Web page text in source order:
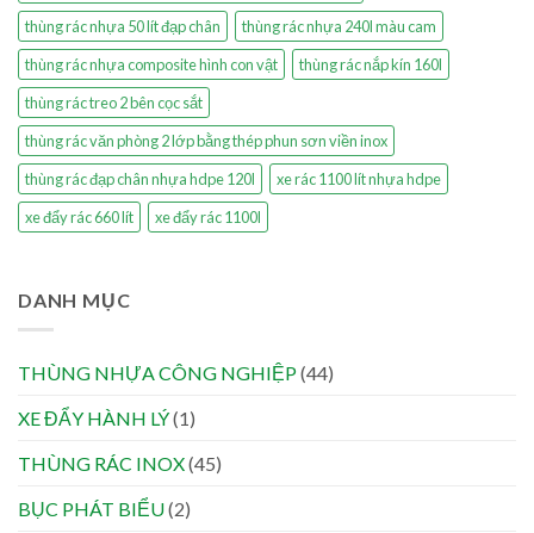
thùng rác nhựa 50 lít đạp chân
thùng rác nhựa 240l màu cam
thùng rác nhựa composite hình con vật
thùng rác nắp kín 160l
thùng rác treo 2 bên cọc sắt
thùng rác văn phòng 2 lớp bằng thép phun sơn viền inox
thùng rác đạp chân nhựa hdpe 120l
xe rác 1100 lít nhựa hdpe
xe đẩy rác 660 lít
xe đẩy rác 1100l
DANH MỤC
THÙNG NHỰA CÔNG NGHIỆP(44)
XE ĐẨY HÀNH LÝ(1)
THÙNG RÁC INOX(45)
BỤC PHÁT BIỂU(2)